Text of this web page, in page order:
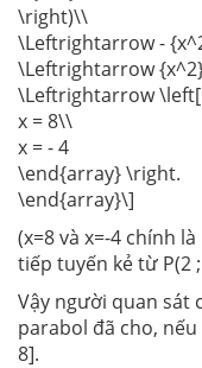
\right)\\
\Leftrightarrow -
\Leftrightarrow
\Leftrightarrow
x = 8\\
x = - 4
\end{array} \right.
\end{array}\]
(x=8 và x=-4 chính
tiếp tuyến kẻ từ P(2
Vậy người quan sát
parabol đã cho,
8].